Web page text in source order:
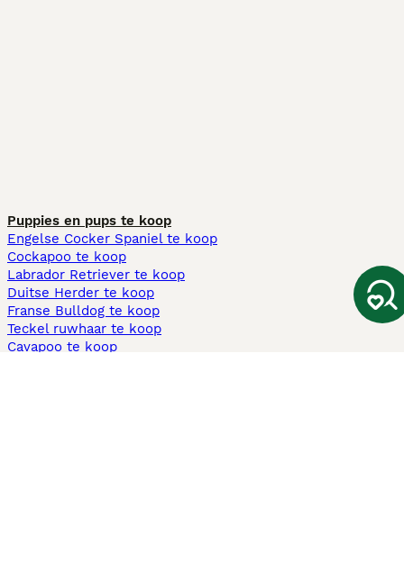
Puppies en pups te koop
Engelse Cocker Spaniel te koop
Cockapoo te koop
Labrador Retriever te koop
Duitse Herder te koop
Franse Bulldog te koop
Teckel ruwhaar te koop
Cavapoo te koop